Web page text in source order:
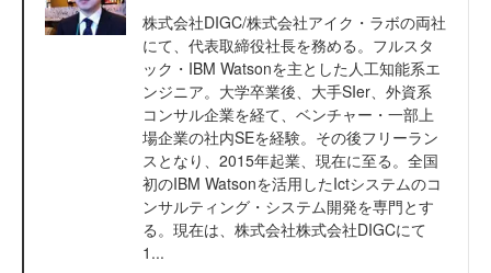
株式会社DIGC/株式会社アイク・ラボの両社
にて、代表取締役社長を務める。フルスタ
ック・IBM Watsonを主とした人工知能系エ
ンジニア。大学卒業後、大手SIer、外資系
コンサル企業を経て、ベンチャー・一部上
場企業の社内SEを経験。その後フリーラン
スとなり、2015年起業、現在に至る。全国
初のIBM Watsonを活用したIctシステムのコ
ンサルティング・システム開発を専門とす
る。現在は、株式会社株式会社DIGCにて
1...